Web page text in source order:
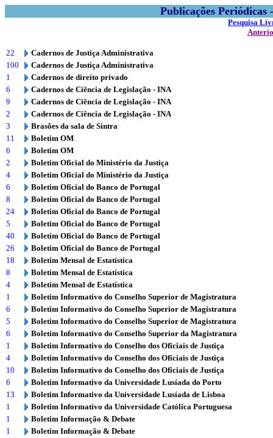
Publicações
Pesquisa
22
Cadernos de Justiça Administrativa
100
Cadernos de Justiça Administrativa
1
Cadernos de direito privado
6
Cadernos de Ciência de Legislação - INA
9
Cadernos de Ciência de Legislação - INA
2
Cadernos de Ciência de Legislação - INA
3
Brasões da sala de Sintra
11
Boletim OM
6
Boletim OM
2
Boletim Oficial do Ministério da Justiça
4
Boletim Oficial do Ministério da Justiça
6
Boletim Oficial do Banco de Portugal
8
Boletim Oficial do Banco de Portugal
24
Boletim Oficial do Banco de Portugal
5
Boletim Oficial do Banco de Portugal
40
Boletim Oficial do Banco de Portugal
26
Boletim Oficial do Banco de Portugal
18
Boletim Mensal de Estatística
8
Boletim Mensal de Estatística
4
Boletim Mensal de Estatística
1
Boletim Informativo do Conselho Superior de Magistratura
6
Boletim Informativo do Conselho Superior de Magistratura
5
Boletim Informativo do Conselho Superior de Magistratura
6
Boletim Informativo do Conselho Superior da Magistratura
1
Boletim Informativo do Conselho dos Oficiais de Justiça
4
Boletim Informativo do Conselho dos Oficiais de Justiça
10
Boletim Informativo do Conselho dos Oficiais de Justiça
6
Boletim Informativo da Universidade Lusíada do Porto
13
Boletim Informativo da Universidade Lusíada de Lisboa
1
Boletim Informativo da Universidade Católica Portuguesa
1
Boletim Informação & Debate
1
Boletim Informação & Debate